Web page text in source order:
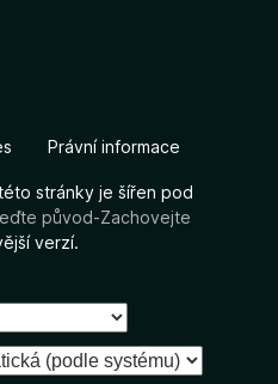
Právní informace
stránky je šířen pod
původ-Zachovejte
verzí.